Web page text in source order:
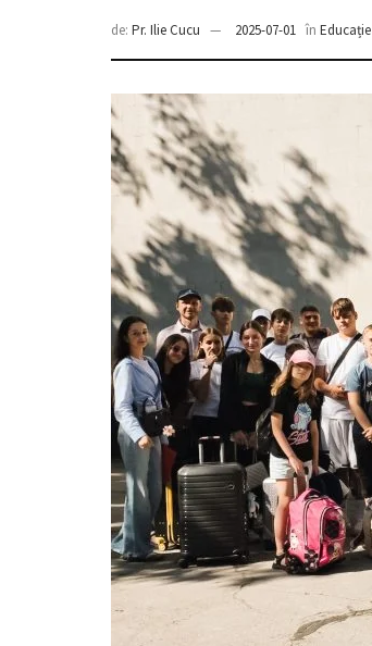
de: Pr. Ilie Cucu 2025-07-01 în Educație